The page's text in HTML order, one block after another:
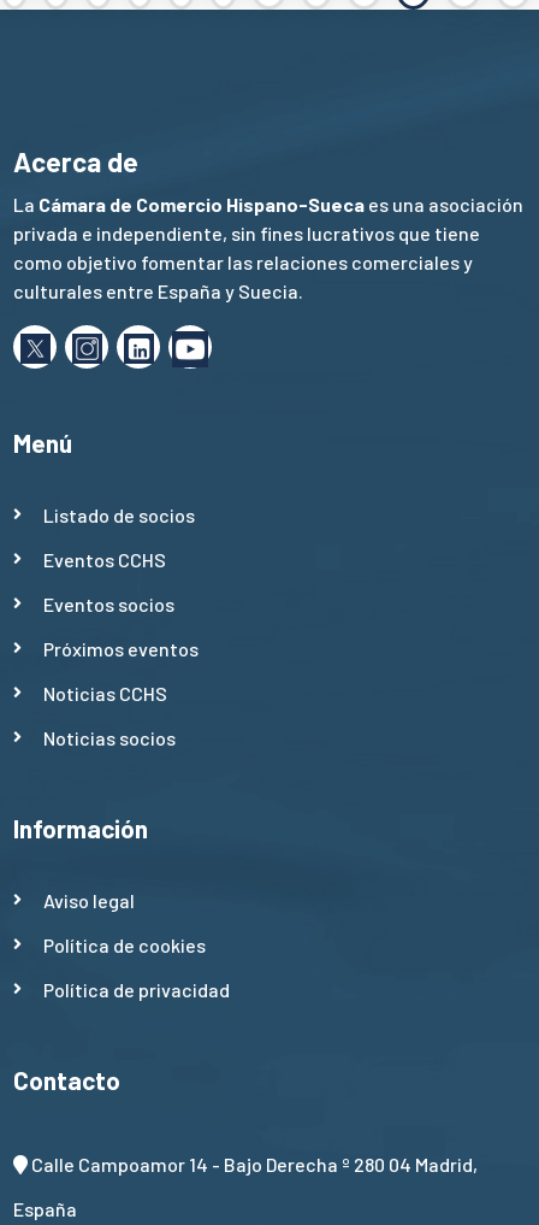
Acerca de
La Cámara de Comercio Hispano-Sueca es una asociación
privada e independiente, sin fines lucrativos que tiene
como objetivo fomentar las relaciones comerciales y
culturales entre España y Suecia.
Menú
Listado de socios
Eventos CCHS
Eventos socios
Próximos eventos
Noticias CCHS
Noticias socios
Información
Aviso legal
Política de cookies
Política de privacidad
Contacto
Calle Campoamor 14 - Bajo Derecha º 280 04 Madrid,
España